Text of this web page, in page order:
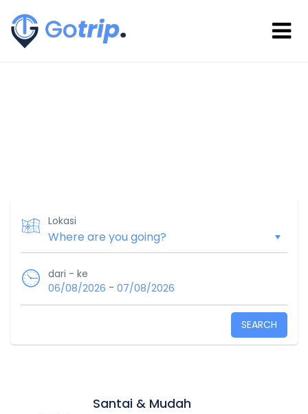
Lokasi
dari - ke
06/08/2026 - 07/08/2026
SEARCH
Santai & Mudah